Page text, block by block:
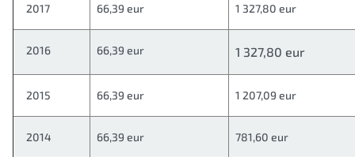
2017 66,39 eur 1 327,80 eur
2016 66,39 eur 1 327,80 eur
2015 66,39 eur 1 207,09 eur
2014 66,39 eur 781,60 eur